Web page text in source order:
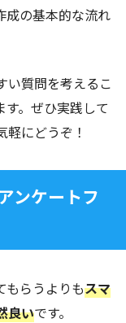
成の基本的な流れ
い質問を考えるこ
。ぜひ実践して
にどうぞ！
ンケートフ
もらうよりもスマ
良いです。